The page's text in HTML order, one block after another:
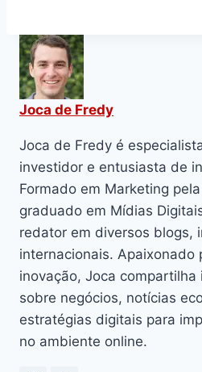
Joca de Fredy
Joca de Fredy é
investidor e entusiasta de
Formado em Marketing
graduado em Mídias
redator em diversos blogs,
internacionais. Apaixonado
inovação, Joca compartilha
sobre negócios, notícias
estratégias digitais para
no ambiente online.